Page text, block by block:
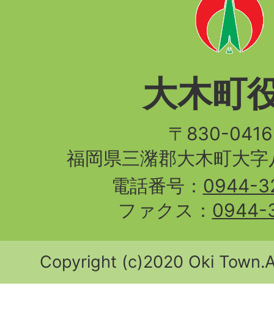
大木町
〒830-
福岡県三潴郡大木町大
電話番号： 0944-
ファクス： 0944-
Copyright (c)2020 Oki